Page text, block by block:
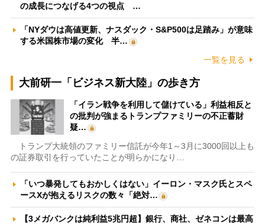
の成長につなげる4つの視点 …
「NYダウは高値更新、ナスダック・S&P500は足踏み」が意味
する米国株市場の変化 半…
一覧を見る
大前研一「ビジネス新大陸」の歩き方
「イラン戦争を利用して儲けている」利益相反と
の批判が強まるトランプファミリーの不正蓄財
疑…
トランプ大統領のファミリー信託が今年1～3月に3000回以上も
の証券取引を行っていたことが明らかになり…
「いつ暴発してもおかしくはない」イーロン・マスク氏とスペ
ースXが抱えるリスクの数々「絶対…
【3メガバンクは純利益5兆円超】銀行、商社、ゼネコンは最高